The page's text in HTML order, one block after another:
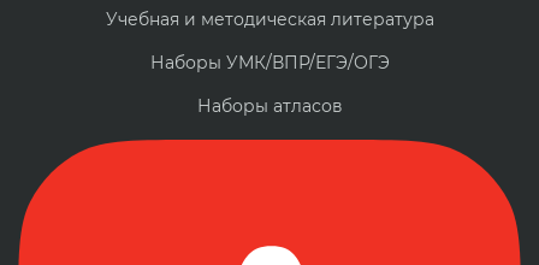
Учебная и методическая литература
Наборы УМК/ВПР/ЕГЭ/ОГЭ
Наборы атласов